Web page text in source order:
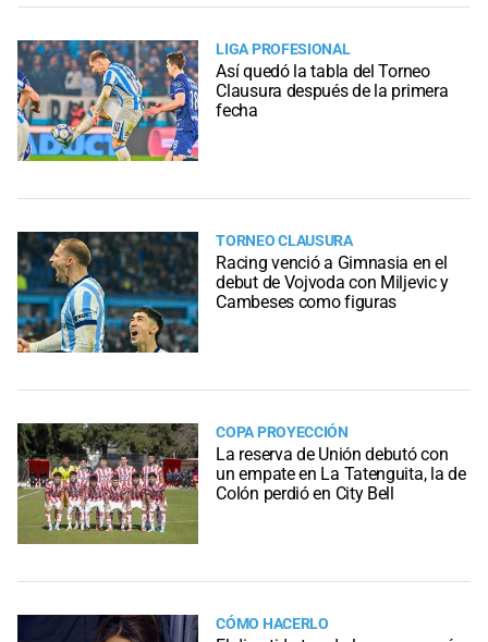
LIGA PROFESIONAL
Así quedó la tabla del Torneo
Clausura después de la primera
fecha
TORNEO CLAUSURA
Racing venció a Gimnasia en el
debut de Vojvoda con Miljevic y
Cambeses como figuras
COPA PROYECCIÓN
La reserva de Unión debutó con
un empate en La Tatenguita, la de
Colón perdió en City Bell
CÓMO HACERLO